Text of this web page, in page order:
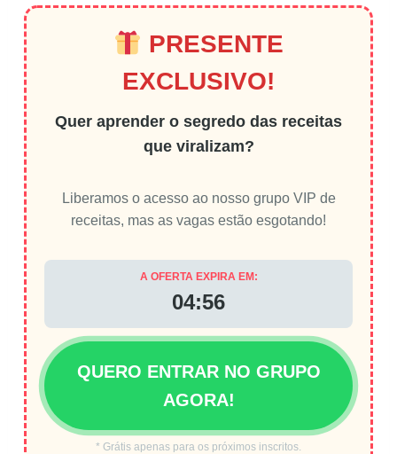
PRESENTE
EXCLUSIVO!
Quer aprender o segredo das receitas
que viralizam?
Liberamos o acesso ao nosso grupo VIP de
receitas, mas as vagas estão esgotando!
A OFERTA EXPIRA EM:
04:56
QUERO ENTRAR NO GRUPO
AGORA!
* Grátis apenas para os próximos inscritos.